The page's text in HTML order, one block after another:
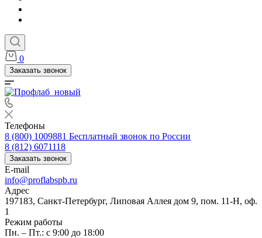
0
Заказать звонок
Телефоны
8 (800) 1009881 Бесплатный звонок по России
8 (812) 6071118
Заказать звонок
E-mail
info@proflabspb.ru
Адрес
197183, Санкт-Петербург, Липовая Аллея дом 9, пом. 11-Н, оф.
1
Режим работы
Пн. – Пт.: с 9:00 до 18:00